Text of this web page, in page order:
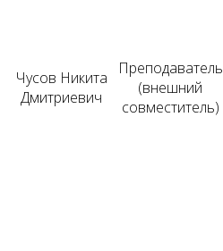
Чусов Никита
Дмитриевич
Преподаватель
(внешний
совместитель)